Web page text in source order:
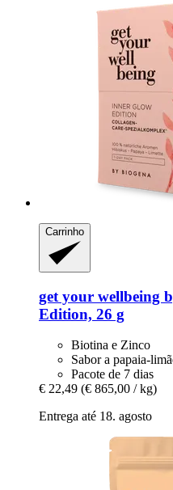
Carrinho
get your wellbeing
Edition, 26 g
Biotina e Zinco
Sabor a papaia-
Pacote de 7 dias
€ 22,49 (€ 865,00 / kg)
Entrega até 18. agosto